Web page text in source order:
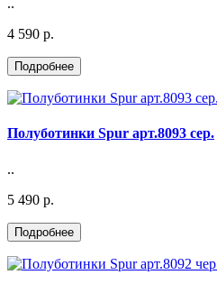
..
4 590 р.
Полуботинки Spur арт.8093 сер.
..
5 490 р.